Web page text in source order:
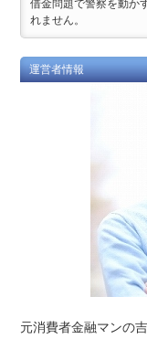
借金問題で警察を動か
れません。
運営者情報
元消費者金融マンの